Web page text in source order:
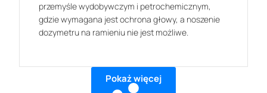
przemyśle wydobywczym i petrochemicznym,
gdzie wymagana jest ochrona głowy, a noszenie
dozymetru na ramieniu nie jest możliwe.
Pokaż więcej